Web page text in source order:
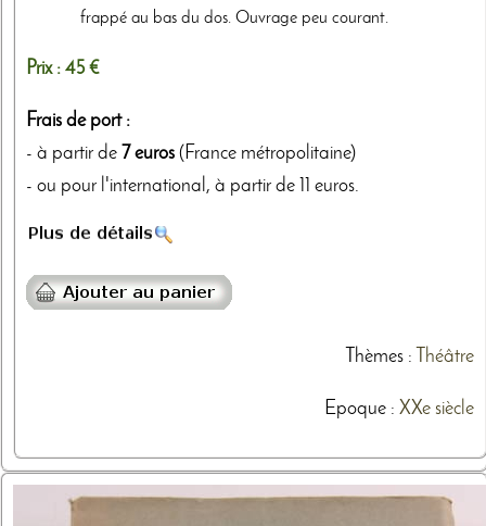
frappé au bas du dos. Ouvrage peu courant.
Prix : 45 €
Frais de port :
- à partir de 7 euros (France métropolitaine)
- ou pour l'international, à partir de 11 euros.
Thèmes: Théâtre
Epoque : XXe siècle